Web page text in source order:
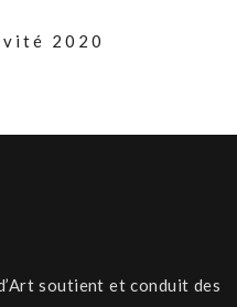
2020
soutient et conduit des